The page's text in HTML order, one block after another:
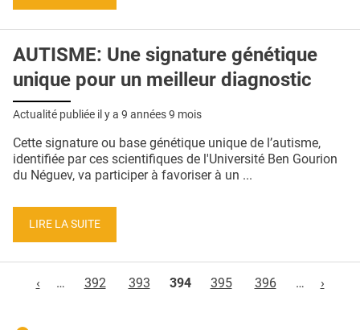
AUTISME: Une signature génétique
unique pour un meilleur diagnostic
Actualité publiée il y a 9 années 9 mois
Cette signature ou base génétique unique de l’autisme,
identifiée par ces scientifiques de l'Université Ben Gourion
du Néguev, va participer à favoriser à un ...
LIRE LA SUITE
‹
… 392 393 394 395 396 … ›